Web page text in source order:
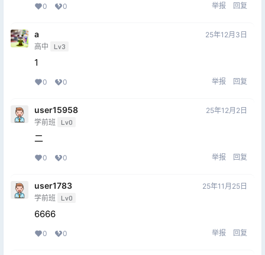
0 0 举报 回复
a
高中 Lv3
25年12月3日
1
0 0 举报 回复
user15958
学前班 Lv0
25年12月2日
二
0 0 举报 回复
user1783
学前班 Lv0
25年11月25日
6666
0 0 举报 回复